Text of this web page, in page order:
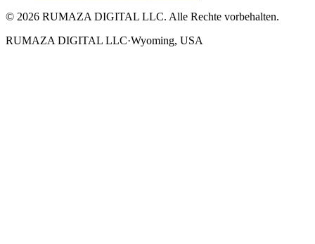
© 2026 RUMAZA DIGITAL LLC. Alle Rechte vorbehalten.
RUMAZA DIGITAL LLC·Wyoming, USA